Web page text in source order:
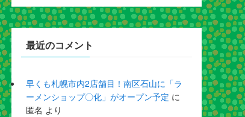
最近のコメント
早くも札幌市内2店舗目！南区石山に「ラ
ーメンショップ〇化」がオープン予定 に
匿名 より